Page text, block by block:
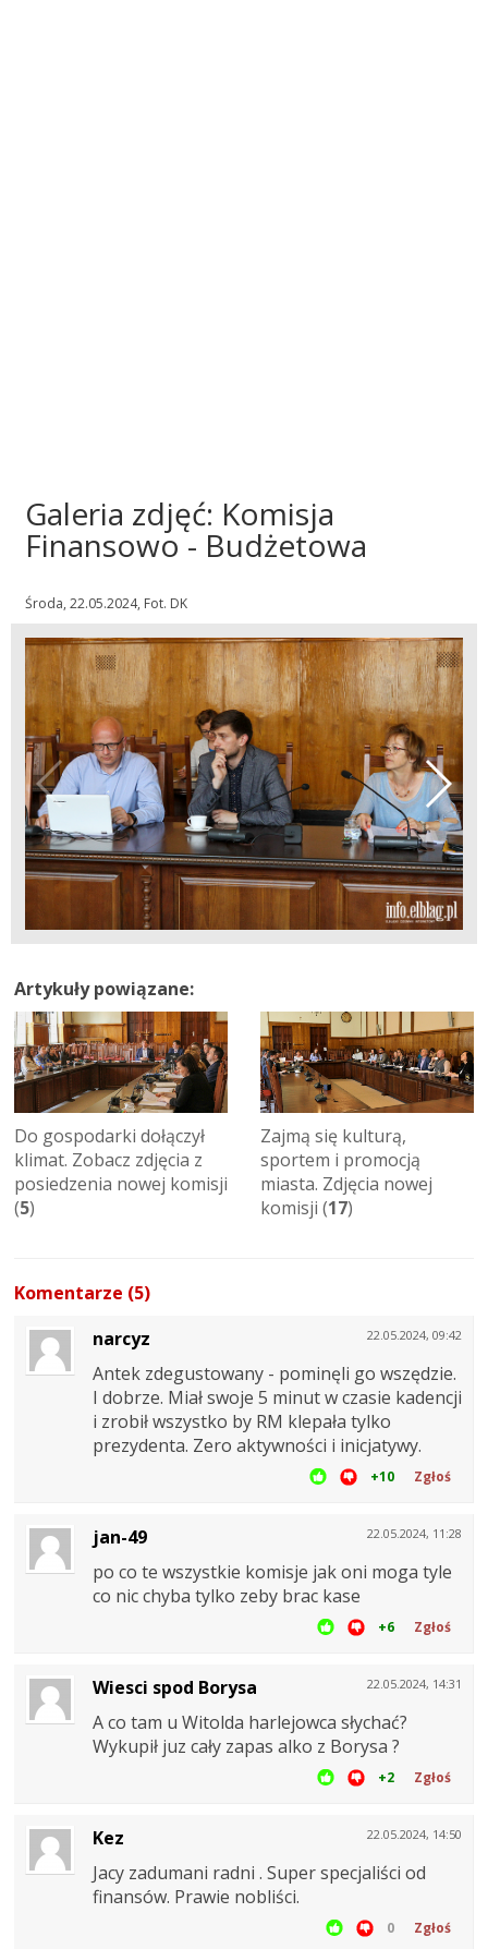
Galeria zdjęć: Komisja
Finansowo - Budżetowa
Środa, 22.05.2024, Fot. DK
Artykuły powiązane:
Do gospodarki dołączył
klimat. Zobacz zdjęcia z
posiedzenia nowej komisji
(5)
Zajmą się kulturą,
sportem i promocją
miasta. Zdjęcia nowej
komisji (17)
Komentarze (5)
22.05.2024, 09:42
narcyz
Antek zdegustowany - pominęli go wszędzie.
I dobrze. Miał swoje 5 minut w czasie kadencji
i zrobił wszystko by RM klepała tylko
prezydenta. Zero aktywności i inicjatywy.
+10 Zgłoś
22.05.2024, 11:28
jan-49
po co te wszystkie komisje jak oni moga tyle
co nic chyba tylko zeby brac kase
+6 Zgłoś
22.05.2024, 14:31
Wiesci spod Borysa
A co tam u Witolda harlejowca słychać?
Wykupił juz cały zapas alko z Borysa ?
+2 Zgłoś
22.05.2024, 14:50
Kez
Jacy zadumani radni . Super specjaliści od
finansów. Prawie nobliści.
0 Zgłoś